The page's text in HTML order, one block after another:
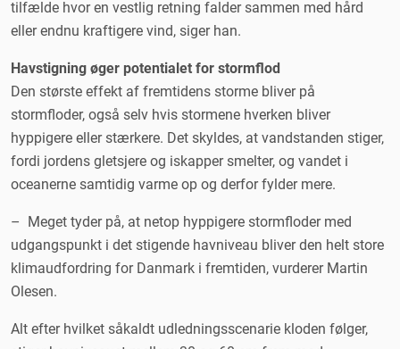
tilfælde hvor en vestlig retning falder sammen med hård
eller endnu kraftigere vind, siger han.
Havstigning øger potentialet for stormflod
Den største effekt af fremtidens storme bliver på
stormfloder, også selv hvis stormene hverken bliver
hyppigere eller stærkere. Det skyldes, at vandstanden stiger,
fordi jordens gletsjere og iskapper smelter, og vandet i
oceanerne samtidig varme op og derfor fylder mere.
– Meget tyder på, at netop hyppigere stormfloder med
udgangspunkt i det stigende havniveau bliver den helt store
klimaudfordring for Danmark i fremtiden, vurderer Martin
Olesen.
Alt efter hvilket såkaldt udledningsscenarie kloden følger,